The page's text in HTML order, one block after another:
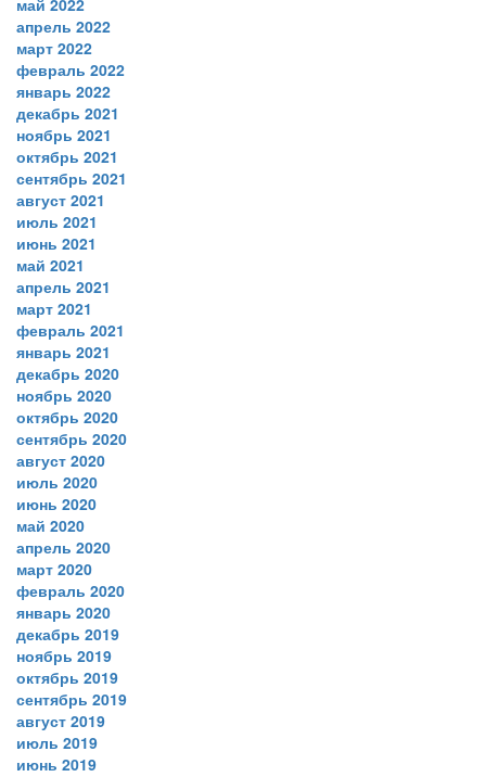
май 2022
апрель 2022
март 2022
февраль 2022
январь 2022
декабрь 2021
ноябрь 2021
октябрь 2021
сентябрь 2021
август 2021
июль 2021
июнь 2021
май 2021
апрель 2021
март 2021
февраль 2021
январь 2021
декабрь 2020
ноябрь 2020
октябрь 2020
сентябрь 2020
август 2020
июль 2020
июнь 2020
май 2020
апрель 2020
март 2020
февраль 2020
январь 2020
декабрь 2019
ноябрь 2019
октябрь 2019
сентябрь 2019
август 2019
июль 2019
июнь 2019